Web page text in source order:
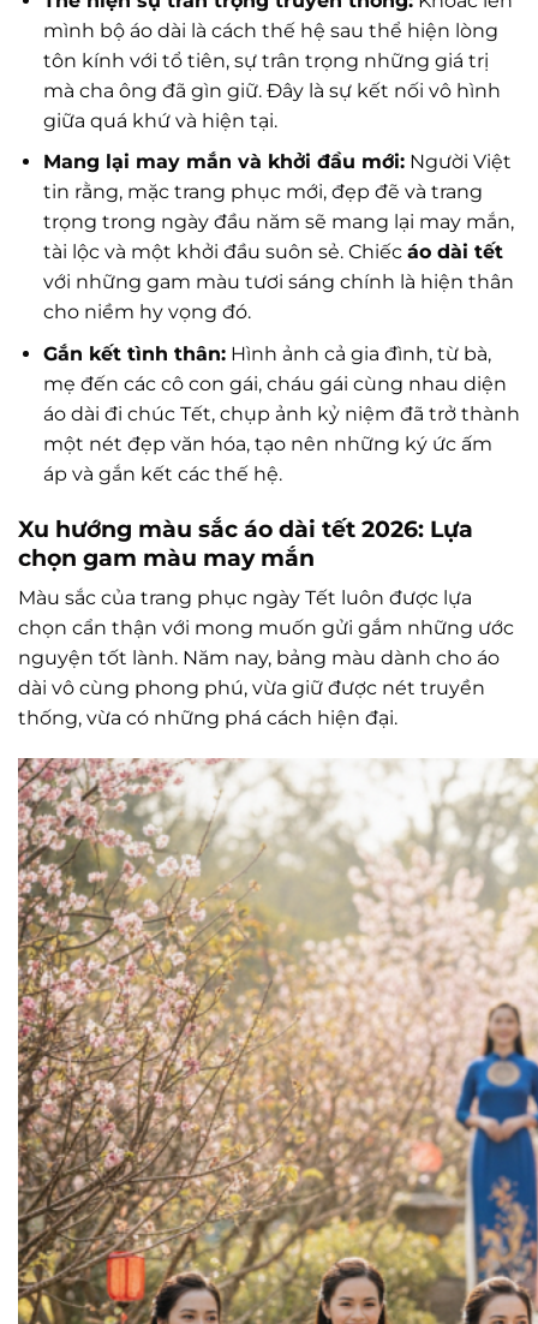
mình bộ áo dài là cách thế hệ sau thể hiện lòng
tôn kính với tổ tiên, sự trân trọng những giá trị
mà cha ông đã gìn giữ. Đây là sự kết nối vô hình
giữa quá khứ và hiện tại.
Mang lại may mắn và khởi đầu mới:Người Việt
tin rằng, mặc trang phục mới, đẹp đẽ và trang
trọng trong ngày đầu năm sẽ mang lại may mắn,
tài lộc và một khởi đầu suôn sẻ. Chiếc áo dài tết
với những gam màu tươi sáng chính là hiện thân
cho niềm hy vọng đó.
Gắn kết tình thân:Hình ảnh cả gia đình, từ bà,
mẹ đến các cô con gái, cháu gái cùng nhau diện
áo dài đi chúc Tết, chụp ảnh kỷ niệm đã trở thành
một nét đẹp văn hóa, tạo nên những ký ức ấm
áp và gắn kết các thế hệ.
Xu hướng màu sắc áo dài tết 2026: Lựa
chọn gam màu may mắn
Màu sắc của trang phục ngày Tết luôn được lựa
chọn cẩn thận với mong muốn gửi gắm những ước
nguyện tốt lành. Năm nay, bảng màu dành cho áo
dài vô cùng phong phú, vừa giữ được nét truyền
thống, vừa có những phá cách hiện đại.